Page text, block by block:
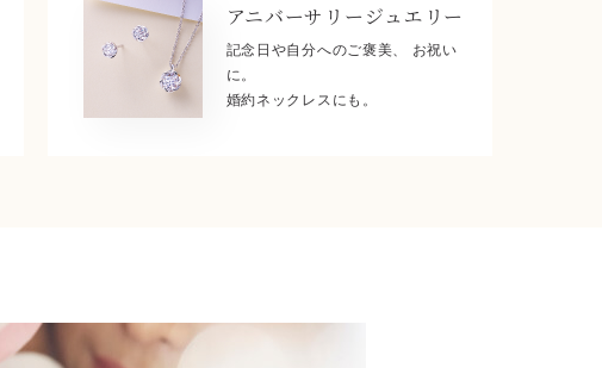
アニバーサリー ジュエリー
記念日や自分へのご褒美、 お祝い
に。
婚約ネックレスにも。